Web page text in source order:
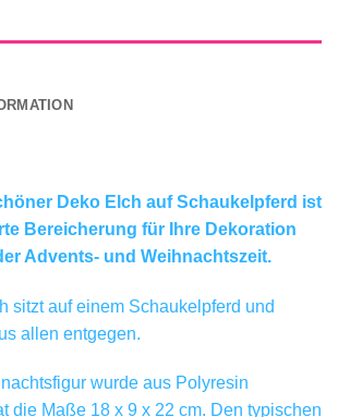
Deko Elch auf Schaukelpferd ist
Bereicherung für Ihre Dekoration
Advents- und Weihnachtszeit.
sitzt auf einem Schaukelpferd und
allen entgegen.
wurde aus Polyresin
die Maße 18 x 9 x 22 cm. Den typischen